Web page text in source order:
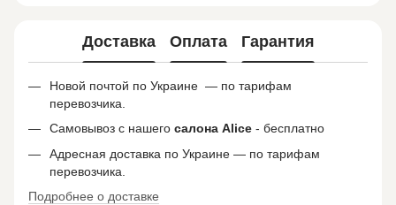
Доставка Оплата Гарантия
Новой почтой по Украине — по тарифам
перевозчика.
Самовывоз с нашего салона Alice - бесплатно
Адресная доставка по Украине — по тарифам
перевозчика.
Подробнее о доставке